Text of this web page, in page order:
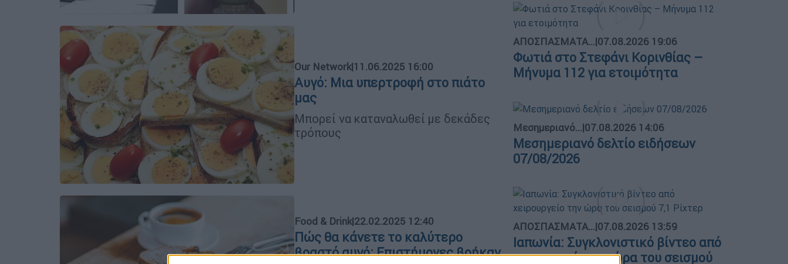
Our Network|11.06.2025 16:00
Αυγό: Μια υπερτροφή στο πιάτο
μας
Μπορεί να καταναλωθεί με δεκάδες
τρόπους
Food & Drink|22.02.2025 12:40
Πώς θα κάνετε το καλύτερο
βραστό αυγό: Επιστήμονες βρήκαν
ΑΠΟΣΠΑΣΜΑΤΑ...|07.08.2026 19:06
Φωτιά στο Στεφάνι Κορινθίας –
Μήνυμα 112 για ετοιμότητα
Μεσημεριανό...|07.08.2026 14:06
Μεσημεριανό δελτίο ειδήσεων
07/08/2026
ΑΠΟΣΠΑΣΜΑΤΑ...|07.08.2026 13:59
Ιαπωνία: Συγκλονιστικό βίντεο από
χειρουργείο την ώρα του σεισμού